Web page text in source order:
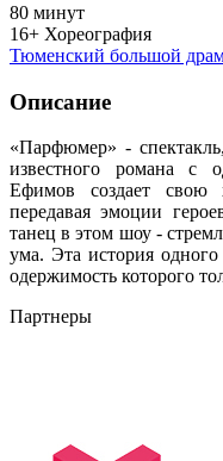
80 минут
16+ Хореография
Тюменский большой
Описание
«Парфюмер» -
известного романа с
Ефимов создает свою
передавая эмоции
танец в этом шоу -
ума. Эта история
одержимость которого
Партнеры